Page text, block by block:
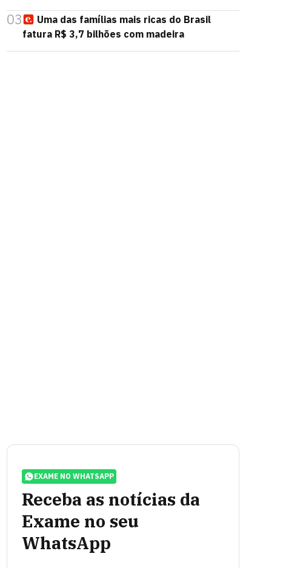
03
Uma das famílias mais ricas do Brasil
fatura R$ 3,7 bilhões com madeira
EXAME NO WHATSAPP
Receba as notícias da
Exame no seu
WhatsApp